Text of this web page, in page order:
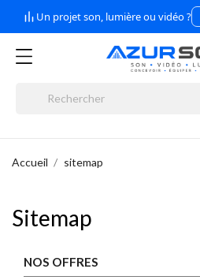
Un projet son, lumière ou vidéo ?
Accueil sitemap
Sitemap
NOS OFFRES